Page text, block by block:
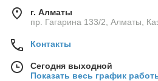
г. Алматы
пр. Гагарина 133/2, Алматы,
Контакты
Сегодня выходной
Показать весь график